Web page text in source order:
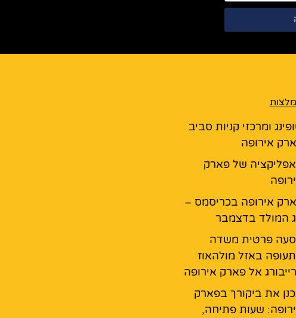
ומרכזי קניות סביב
אירופה
של פארק
אירופה בכריסמס –
המולד בדצמבר
פרטית משדה
באזל מולהאוז
אל פארק אירופה
את ביקורך בפארק
שעות פתיחה,